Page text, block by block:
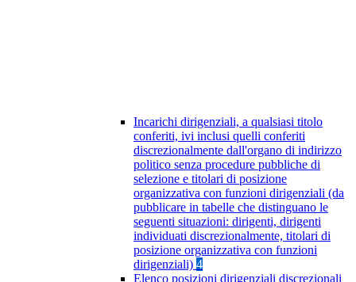
Incarichi dirigenziali, a qualsiasi titolo
conferiti, ivi inclusi quelli conferiti
discrezionalmente dall'organo di indirizzo
politico senza procedure pubbliche di
selezione e titolari di posizione
organizzativa con funzioni dirigenziali (da
pubblicare in tabelle che distinguano le
seguenti situazioni: dirigenti, dirigenti
individuati discrezionalmente, titolari di
posizione organizzativa con funzioni
dirigenziali) 4
Elenco posizioni dirigenziali discrezionali